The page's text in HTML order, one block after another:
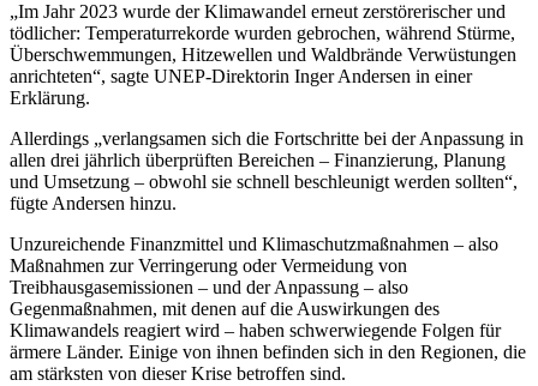
„Im Jahr 2023 wurde der Klimawandel erneut zerstörerischer und
tödlicher: Temperaturrekorde wurden gebrochen, während Stürme,
Überschwemmungen, Hitzewellen und Waldbrände Verwüstungen
anrichteten“, sagte UNEP-Direktorin Inger Andersen in einer
Erklärung.
Allerdings „verlangsamen sich die Fortschritte bei der Anpassung in
allen drei jährlich überprüften Bereichen – Finanzierung, Planung
und Umsetzung – obwohl sie schnell beschleunigt werden sollten“,
fügte Andersen hinzu.
Unzureichende Finanzmittel und Klimaschutzmaßnahmen – also
Maßnahmen zur Verringerung oder Vermeidung von
Treibhausgasemissionen – und der Anpassung – also
Gegenmaßnahmen, mit denen auf die Auswirkungen des
Klimawandels reagiert wird – haben schwerwiegende Folgen für
ärmere Länder. Einige von ihnen befinden sich in den Regionen, die
am stärksten von dieser Krise betroffen sind.